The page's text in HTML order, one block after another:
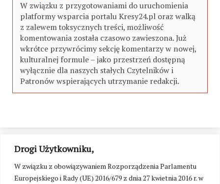
Drogi Użytkowniku,
W związku z obowiązywaniem Rozporządzenia Parlamentu
Europejskiego i Rady (UE) 2016/679 z dnia 27 kwietnia 2016 r. w
W związku z przygotowaniami do uruchomienia
platformy wsparcia portalu Kresy24.pl oraz walką
z zalewem toksycznych treści, możliwość
komentowania została czasowo zawieszona. Już
wkrótce przywrócimy sekcję komentarzy w nowej,
kulturalnej formule – jako przestrzeń dostępną
wyłącznie dla naszych stałych Czytelników i
Patronów wspierających utrzymanie redakcji.